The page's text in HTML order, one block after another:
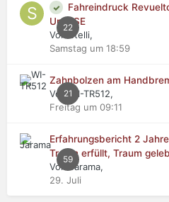
22
Fahreindruck
Urus SE
Von stelli,
Samstag um 18:59
21
Zahnbolzen am
Von WI-TR512,
Freitag um 09:11
59
Erfahrungsbericht 2
Traum erfüllt, Traum
Von Jarama,
29. Juli